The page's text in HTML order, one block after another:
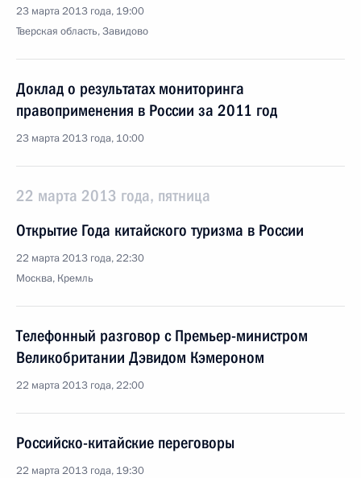
23 марта 2013 года, 19:00
Тверская область, Завидово
Доклад о результатах мониторинга
правоприменения в России за 2011 год
23 марта 2013 года, 10:00
22 марта 2013 года, пятница
Открытие Года китайского туризма в России
22 марта 2013 года, 22:30
Москва, Кремль
Телефонный разговор с Премьер-министром
Великобритании Дэвидом Кэмероном
22 марта 2013 года, 22:00
Российско-китайские переговоры
22 марта 2013 года, 19:30